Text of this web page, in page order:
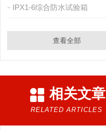
IPX1-6综合防水试验箱
查看全部
相关文章
RELATED ARTICLES